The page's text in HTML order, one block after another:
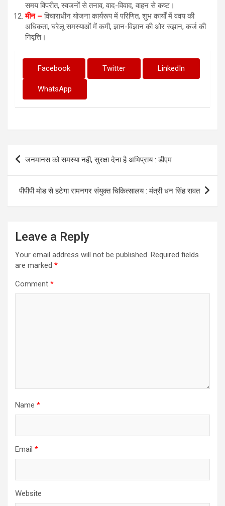
समय विपरीत, स्वजनों से तनाव, वाद-विवाद, वाहन से कष्ट।
मीन – विचाराधीन योजना कार्यरूप में परिणित, शुभ कार्यों में ववय की
अधिकता, घरेलू समस्याओं में कमी, ज्ञान-विज्ञान की ओर रुझान, कर्ज की
निवृत्ति।
Facebook Twitter LinkedIn
WhatsApp
Post
जनमानस को समस्या नही, सुरक्षा देना है अभिप्राय : डीएम
पीपीपी मोड से हटेगा रामनगर संयुक्त चिकित्सालय : मंत्री धन सिंह रावत
Leave a Reply
Your email address will not be published. Required fields
are marked *
Comment *
Name *
Email *
Website